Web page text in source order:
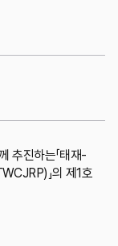
추진하는「태재-
」의 제1호